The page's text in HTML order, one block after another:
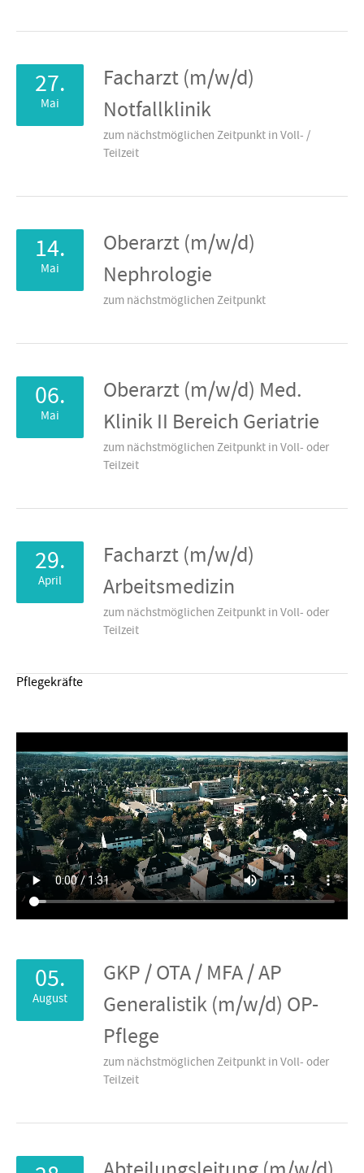
27.
Mai
Facharzt (m/w/d)
Notfallklinik
zum nächstmöglichen Zeitpunkt in Voll- /
Teilzeit
14.
Mai
Oberarzt (m/w/d)
Nephrologie
zum nächstmöglichen Zeitpunkt
06.
Mai
Oberarzt (m/w/d) Med.
Klinik II Bereich Geriatrie
zum nächstmöglichen Zeitpunkt in Voll- oder
Teilzeit
29.
April
Facharzt (m/w/d)
Arbeitsmedizin
zum nächstmöglichen Zeitpunkt in Voll- oder
Teilzeit
Pflegekräfte
05.
August
GKP / OTA / MFA / AP
Generalistik (m/w/d) OP-
Pflege
zum nächstmöglichen Zeitpunkt in Voll- oder
Teilzeit